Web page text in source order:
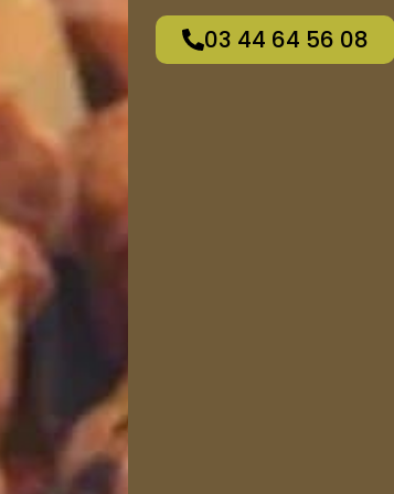
03 44 64 56 08